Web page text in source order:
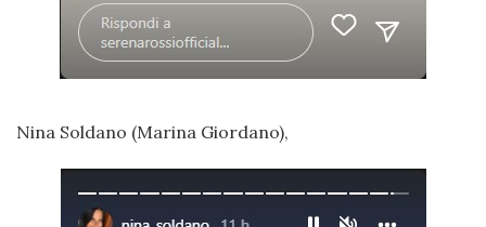
Nina Soldano (Marina Giordano),